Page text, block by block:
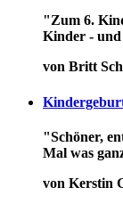
"Zum 6.
Kinder -
von Britt
"Schöner,
Mal was
von Kerstin